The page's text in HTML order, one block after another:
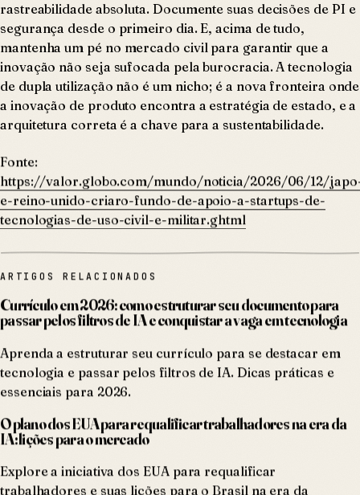
rastreabilidade absoluta. Documente suas decisões de PI e
segurança desde o primeiro dia. E, acima de tudo,
mantenha um pé no mercado civil para garantir que a
inovação não seja sufocada pela burocracia. A tecnologia
de dupla utilização não é um nicho; é a nova fronteira onde
a inovação de produto encontra a estratégia de estado, e a
arquitetura correta é a chave para a sustentabilidade.
Fonte:
https://valor.globo.com/mundo/noticia/2026/06/12/
e-reino-unido-criaro-fundo-de-apoio-a-startups-de-
tecnologias-de-uso-civil-e-militar.ghtml
ARTIGOS RELACIONADOS
Currículo em 2026: como estruturar seu documento para
passar pelos filtros de IA e conquistar a vaga em tecnologia
Aprenda a estruturar seu currículo para se destacar em
tecnologia e passar pelos filtros de IA. Dicas práticas e
essenciais para 2026.
O plano dos EUA para requalificar trabalhadores na era da
IA: lições para o mercado
Explore a iniciativa dos EUA para requalificar
trabalhadores e suas lições para o Brasil na era da